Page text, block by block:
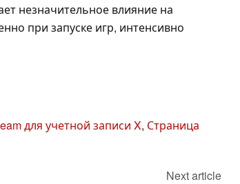
незначительное влияние на
при запуске игр, интенсивно
для учетной записи X, Страница
Next article